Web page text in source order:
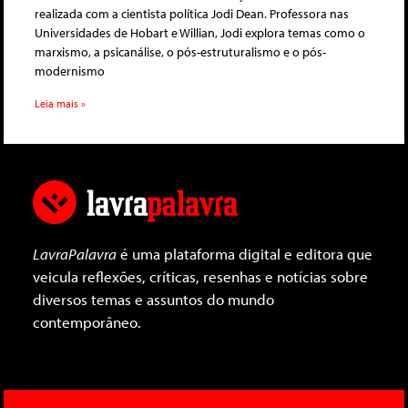
realizada com a cientista política Jodi Dean. Professora nas
Universidades de Hobart e Willian, Jodi explora temas como o
marxismo, a psicanálise, o pós-estruturalismo e o pós-
modernismo
Leia mais »
LavraPalavraé uma plataforma digital e editora que
veicula reflexões, críticas, resenhas e notícias sobre
diversos temas e assuntos do mundo
contemporâneo.